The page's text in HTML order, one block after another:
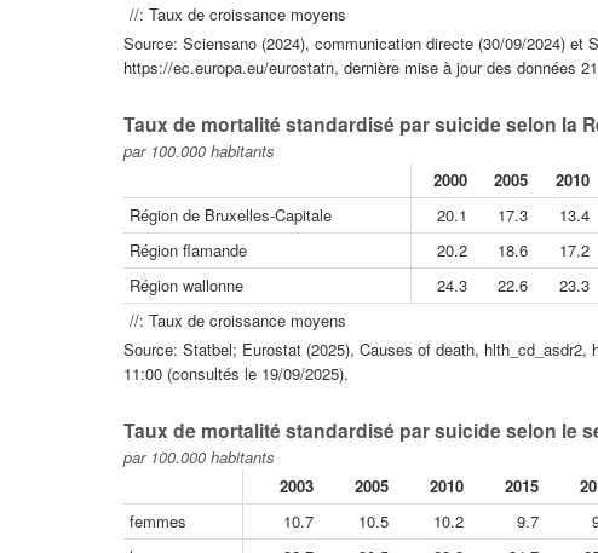
//: Taux de croissance moyens
Source: Sciensano (2024), communication directe (30/09/2024) et
https://ec.europa.eu/eurostatn, dernière mise à jour des données
Taux de mortalité standardisé par suicide selon la
par 100.000 habitants
2000
2005 2010
Région de Bruxelles-Capitale
20.1 17.3 13.4
Région flamande
20.2 18.6 17.2
Région wallonne
24.3 22.6 23.3
//: Taux de croissance moyens
Source: Statbel; Eurostat (2025), Causes of death,
11:00 (consultés le 19/09/2025).
Taux de mortalité standardisé par suicide selon le
par 100.000 habitants
2003
2005 2010 2015
femmes
10.7 10.5 10.2 9.7